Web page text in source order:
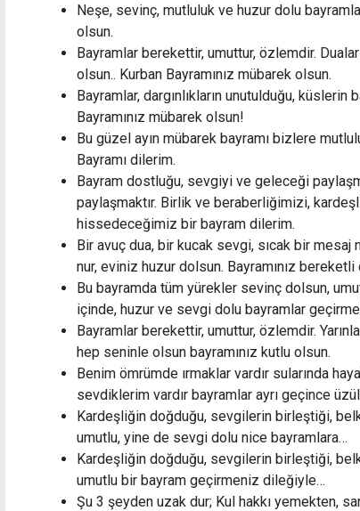
Neşe, sevinç, mutluluk ve huzur dolu
olsun.
Bayramlar berekettir, umuttur, özlemdir.
olsun.. Kurban Bayramınız mübarek olsun.
Bayramlar, dargınlıkların unutulduğu, küslerin
Bayramınız mübarek olsun!
Bu güzel ayın mübarek bayramı bizlere
Bayramı dilerim.
Bayram dostluğu, sevgiyi ve geleceği
paylaşmaktır. Birlik ve beraberliğimizi,
hissedeceğimiz bir bayram dilerim.
Bir avuç dua, bir kucak sevgi, sıcak bir
nur, eviniz huzur dolsun. Bayramınız bereketli
Bu bayramda tüm yürekler sevinç dolsun,
içinde, huzur ve sevgi dolu bayramlar
Bayramlar berekettir, umuttur, özlemdir.
hep seninle olsun bayramınız kutlu olsun.
Benim ömrümde ırmaklar vardır sularında
sevdiklerim vardır bayramlar ayrı geçince
Kardeşliğin doğduğu, sevgilerin birleştiği,
umutlu, yine de sevgi dolu nice bayramlara…
Kardeşliğin doğduğu, sevgilerin birleştiği,
umutlu bir bayram geçirmeniz dileğiyle…
Şu 3 şeyden uzak dur; Kul hakkı yemekten,